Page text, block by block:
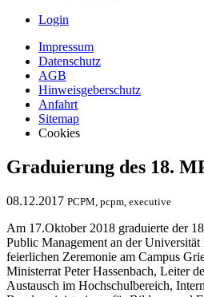
Login
Impressum
Datenschutz
AGB
Hinweisgeberschutz
Anfahrt
Sitemap
Cookies
Graduierung des 18.
08.12.2017 PCPM, pcpm, executive
Am 17.Oktober 2018 graduierte der
Public Management an der Universität
feierlichen Zeremonie am Campus
Ministerrat Peter Hassenbach, Leiter
Austausch im Hochschulbereich,